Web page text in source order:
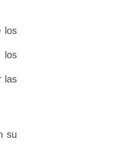
los
los
las
su